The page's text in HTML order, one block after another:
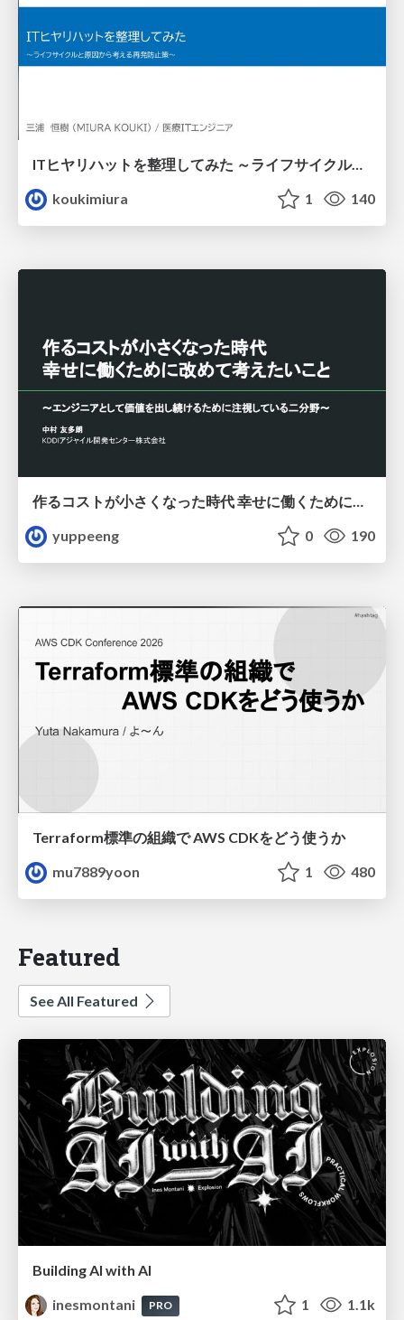
ITヒヤリハットを整理してみた ～ライフサイクルと原因から考える再発防止策～
koukimiura
1 140
yuppeeng
0 190
Terraform標準の組織で AWS CDKをどう使うか
mu7889yoon
1 480
Featured
See All Featured
Building AI with AI
inesmontani
PRO 1 1.1k